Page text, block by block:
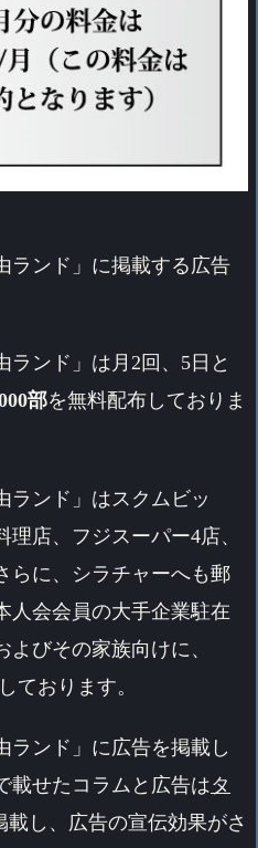
ランド」に掲載する広告
ランド」は月2回、5日と
部を無料配布しておりま
ランド」はスクムビッ
理店、フジスーパー4店、
らに、シラチャーへも郵
人会会員の大手企業駐在
びその家族向けに、
ております。
ランド」に広告を掲載し
載せたコラムと広告はタ
載し、広告の宣伝効果がさ